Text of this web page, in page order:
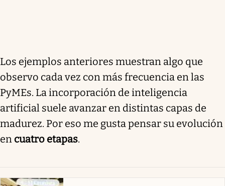
Los ejemplos anteriores muestran algo que
observo cada vez con más frecuencia en las
PyMEs. La incorporación de inteligencia
artificial suele avanzar en distintas capas de
madurez. Por eso me gusta pensar su evolución
en cuatro etapas.